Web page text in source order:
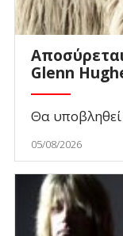
Glenn
Θα υποβληθεί
05/08/2026